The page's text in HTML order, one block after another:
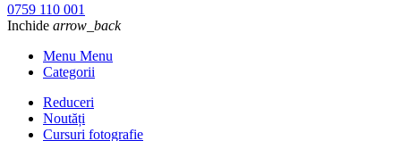
0759 110 001
Inchide arrow_back
Menu Menu
Categorii
Reduceri
Noutăți
Cursuri fotografie